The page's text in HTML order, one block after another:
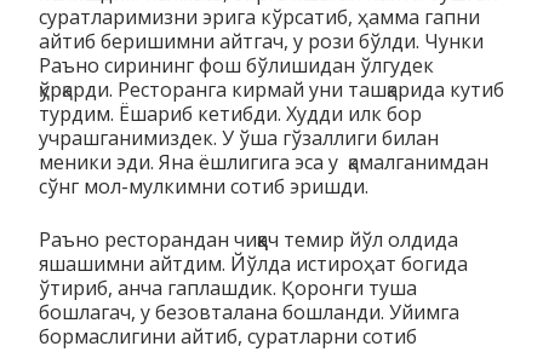
суратларимизни эрига кўрсатиб, ҳамма гапни
айтиб беришимни айтгач, у рози бўлди. Чунки
Раъно сирининг фош бўлишидан ўлгудек
қўрқарди. Ресторанга кирмай уни ташқарида кутиб
турдим. Ёшариб кетибди. Худди илк бор
учрашганимиздек. У ўша гўзаллиги билан
меники эди. Яна ёшлигига эса у қамалганимдан
сўнг мол-мулкимни сотиб эришди.
Раъно ресторандан чиққач темир йўл олдида
яшашимни айтдим. Йўлда истироҳат богида
ўтириб, анча гаплашдик. Қоронги туша
бошлагач, у безовталана бошланди. Уйимга
бормаслигини айтиб, суратларни сотиб